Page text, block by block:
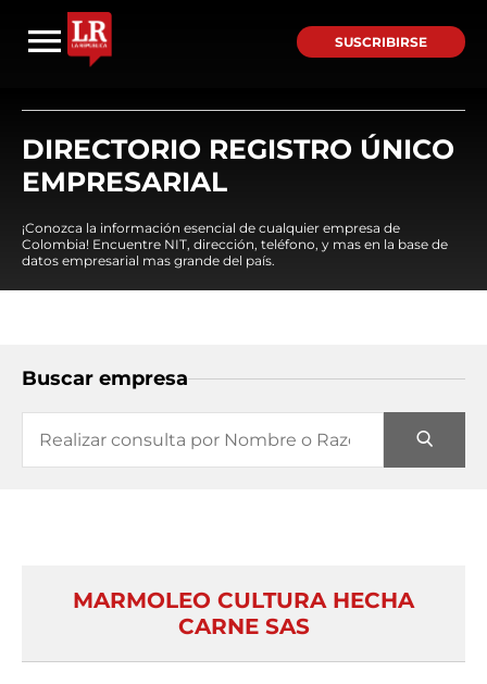
SUSCRIBIRSE
DIRECTORIO REGISTRO ÚNICO
EMPRESARIAL
¡Conozca la información esencial de cualquier empresa de
Colombia! Encuentre NIT, dirección, teléfono, y mas en la base de
datos empresarial mas grande del país.
Buscar empresa
MARMOLEO CULTURA HECHA
CARNE SAS